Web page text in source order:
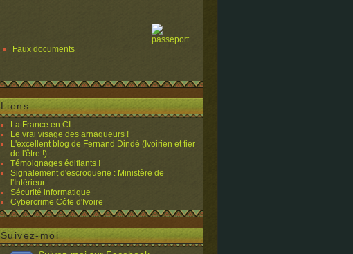
Faux documents
Liens
La France en CI
Le vrai visage des arnaqueurs !
L'excellent blog de Fernand Dindé (Ivoirien et fier
de l'être !)
Témoignages édifiants !
Signalement d'escroquerie : Ministère de
l'Intérieur
Sécurité informatique
Cybercrime Côte d'Ivoire
Suivez-moi